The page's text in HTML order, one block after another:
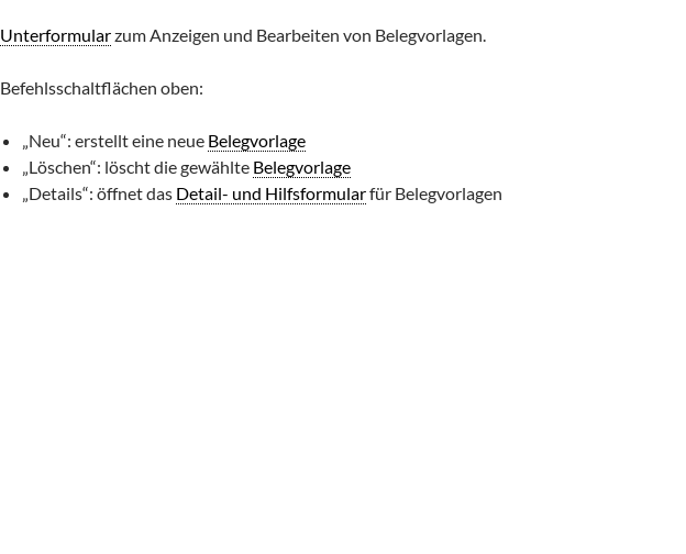
Unterformularzum Anzeigen und Bearbeiten von Belegvorlagen.
Befehlsschaltflächen oben:
„Neu“: erstellt eine neue Belegvorlage
„Löschen“: löscht die gewählte Belegvorlage
„Details“: öffnet das Detail- und Hilfsformularfür Belegvorlagen